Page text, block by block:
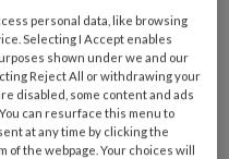
personal data, like browsing
Selecting I Accept enables
shown under we and our
Reject All or withdrawing your
disabled, some content and ads
can resurface this menu to
at any time by clicking the
of the webpage. Your choices will